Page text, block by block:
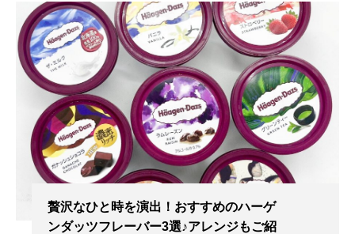
贅沢なひと時を演出！おすすめのハーゲ
ンダッツフレーバー3選♪アレンジもご紹